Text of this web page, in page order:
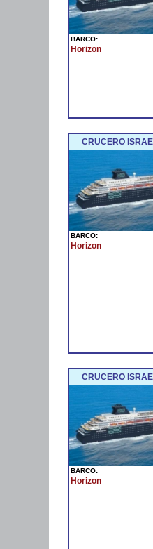
BARCO:
Horizon
CRUCERO
BARCO:
Horizon
CRUCERO
BARCO:
Horizon